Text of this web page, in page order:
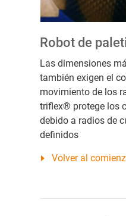
Robot de
Las dimensiones
también exigen el
movimiento de los
triflex® protege los
debido a radios de
definidos
Volver al